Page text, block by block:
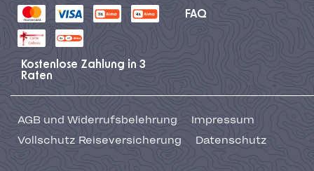
FAQ
Kostenlose Zahlung in 3
Raten
AGB und Widerrufsbelehrung
Impressum
Vollschutz Reiseversicherung
Datenschutz